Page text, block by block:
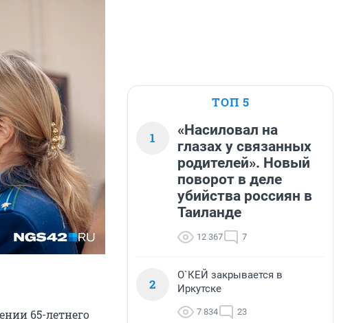
65-летнего
ТОП 5
1
«Насиловал на
глазах у связанных
родителей». Новый
поворот в деле
убийства россиян в
Таиланде
12 367 7
2
О`КЕЙ закрывается в
Иркутске
7 834 23